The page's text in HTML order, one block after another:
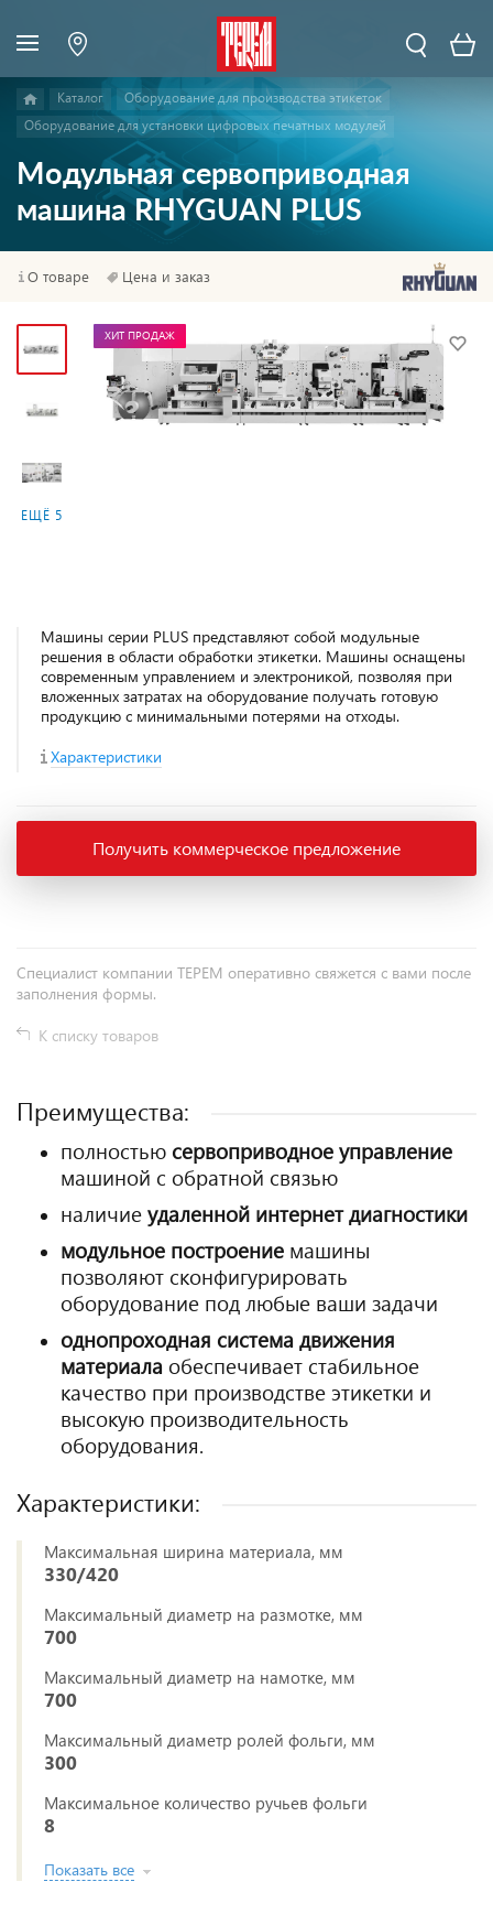
Каталог
Оборудование для производства этикеток
Оборудование для установки цифровых печатных модулей
Модульная сервоприводная
машина RHYGUAN PLUS
О товаре Цена и заказ
ЕЩЁ 5
ХИТ ПРОДАЖ
Машины серии PLUS представляют собой модульные
решения в области обработки этикетки. Машины оснащены
современным управлением и электроникой, позволяя при
вложенных затратах на оборудование получать готовую
продукцию с минимальными потерями на отходы.
Характеристики
Получить коммерческое предложение
Специалист компании ТЕРЕМ оперативно свяжется с вами после
заполнения формы.
К списку товаров
Преимущества:
полностью сервоприводное управление
машиной с обратной связью
наличие удаленной интернет диагностики
модульное построение машины
позволяют сконфигурировать
оборудование под любые ваши задачи
однопроходная система движения
материала обеспечивает стабильное
качество при производстве этикетки и
высокую производительность
оборудования.
Характеристики:
Максимальная ширина материала, мм
330/420
Максимальный диаметр на размотке, мм
700
Максимальный диаметр на намотке, мм
700
Максимальный диаметр ролей фольги, мм
300
Максимальное количество ручьев фольги
8
Показать все